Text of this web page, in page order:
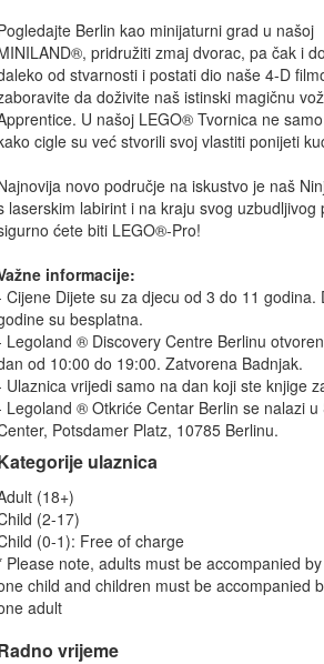
Berlin kao minijaturni grad u našoj
pridružiti zmaj dvorac, pa čak i
od stvarnosti i postati dio naše 4-D
da doživite naš istinski magičnu
U našoj LEGO® Tvornica ne
cigle su već stvorili svoj vlastiti ponijeti
novo područje na iskustvo je naš
laserskim labirint i na kraju svog uzbudljivog
ćete biti LEGO®-Pro!
informacije:
Cijene Dijete su za djecu od 3 do 11 godina.
su besplatna.
Legoland ® Discovery Centre Berlinu
od 10:00 do 19:00. Zatvorena Badnjak.
Ulaznica vrijedi samo na dan koji ste knjige
Legoland ® Otkriće Centar Berlin se nalazi u
Potsdamer Platz, 10785 Berlinu.
ulaznica
(18+)
(2-17)
(0-1): Free of charge
Please note, adults must be accompanied
child and children must be accompanied
adult
vrijeme